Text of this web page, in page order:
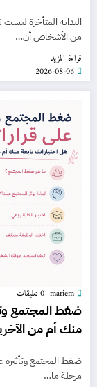
البداية المتأخرة
من الأشخاص أن…
قراءة المزيد
2026-08-06
mariem 0 تعليقات
ضغط المجتمع
منك أم من
ضغط المجتمع وتأثيره
مرحلة ما…